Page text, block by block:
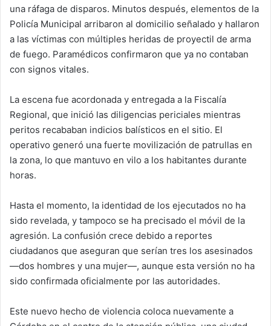
una ráfaga de disparos. Minutos después, elementos de la
Policía Municipal arribaron al domicilio señalado y hallaron
a las víctimas con múltiples heridas de proyectil de arma
de fuego. Paramédicos confirmaron que ya no contaban
con signos vitales.
La escena fue acordonada y entregada a la Fiscalía
Regional, que inició las diligencias periciales mientras
peritos recababan indicios balísticos en el sitio. El
operativo generó una fuerte movilización de patrullas en
la zona, lo que mantuvo en vilo a los habitantes durante
horas.
Hasta el momento, la identidad de los ejecutados no ha
sido revelada, y tampoco se ha precisado el móvil de la
agresión. La confusión crece debido a reportes
ciudadanos que aseguran que serían tres los asesinados
—dos hombres y una mujer—, aunque esta versión no ha
sido confirmada oficialmente por las autoridades.
Este nuevo hecho de violencia coloca nuevamente a